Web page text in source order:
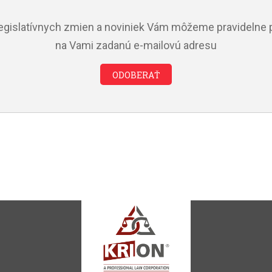
zmien a noviniek Vám môžeme pravidelne
na Vami zadanú e-mailovú adresu
ODOBERAŤ